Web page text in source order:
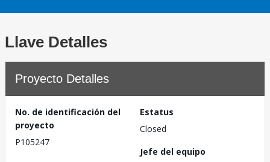
Llave Detalles
Proyecto Detalles
No. de identificación del
proyecto
P105247
Estatus
Closed
Jefe del equipo